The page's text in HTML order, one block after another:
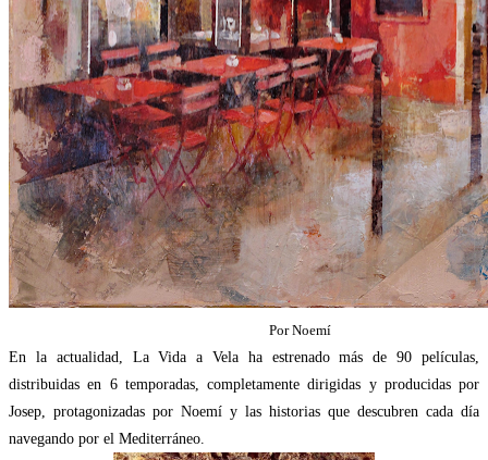
Por Noemí
En la actualidad, La Vida a Vela ha estrenado más de 90 películas,
distribuidas en 6 temporadas, completamente dirigidas y producidas por
Josep, protagonizadas por Noemí y las historias que descubren cada día
navegando por el Mediterráneo.